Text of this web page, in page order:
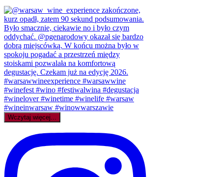
Wczytaj więcej...